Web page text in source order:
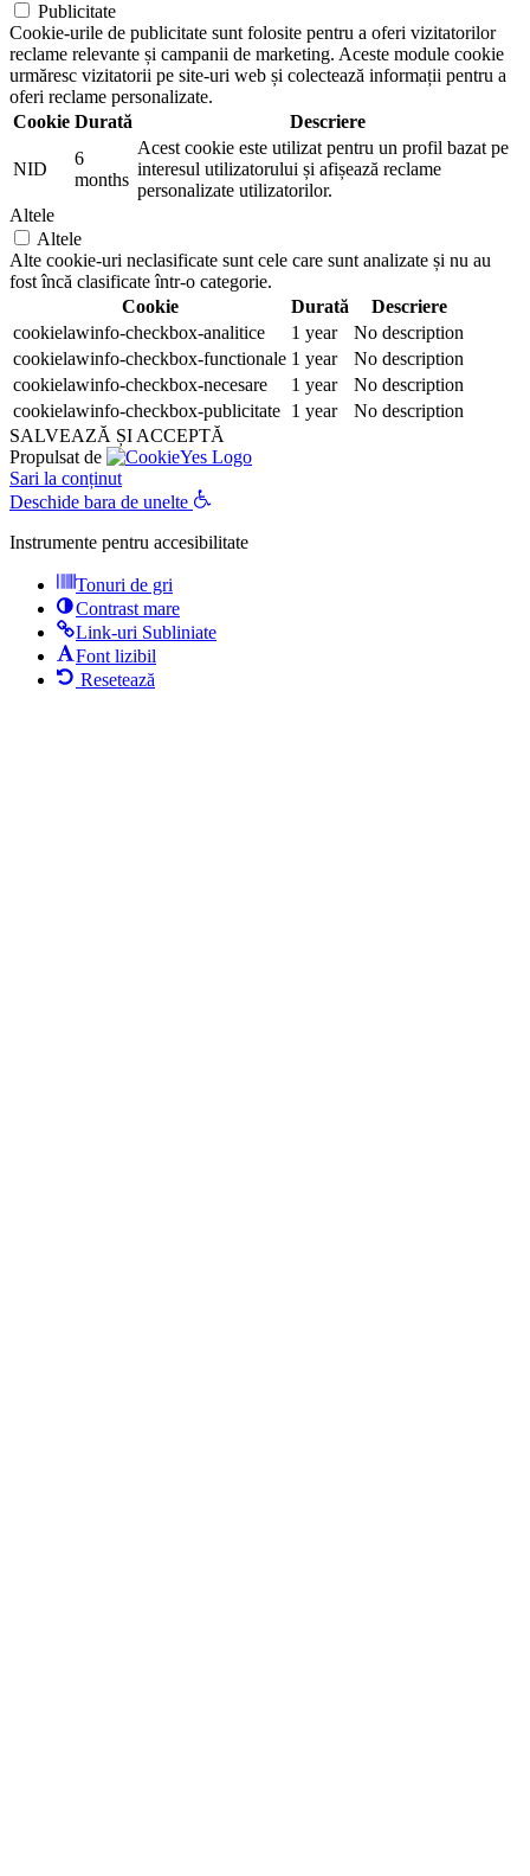
Publicitate
Cookie-urile de publicitate sunt folosite pentru a oferi vizitatorilor
reclame relevante și campanii de marketing. Aceste module cookie
urmăresc vizitatorii pe site-uri web și colectează informații pentru a
oferi reclame personalizate.
Cookie Durată Descriere
NID
6
months
Acest cookie este utilizat pentru un profil bazat pe
interesul utilizatorului și afișează reclame
personalizate utilizatorilor.
Altele
Altele
Alte cookie-uri neclasificate sunt cele care sunt analizate și nu au
fost încă clasificate într-o categorie.
Cookie
Durată
Descriere
cookielawinfo-checkbox-analitice
1 year
No description
cookielawinfo-checkbox-functionale 1 year
No description
cookielawinfo-checkbox-necesare
1 year
No description
cookielawinfo-checkbox-publicitate 1 year
No description
SALVEAZĂ ȘI ACCEPTĂ
Propulsat de
Sari la conținut
Deschide bara de unelte
Instrumente pentru accesibilitate
Tonuri de gri
Contrast mare
Link-uri Subliniate
Font lizibil
Resetează